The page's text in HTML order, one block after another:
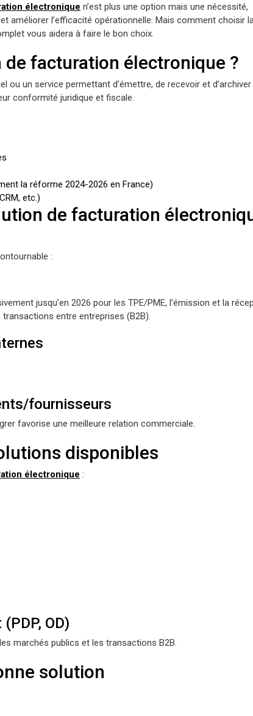
électronique n’est plus une option mais une nécessité,
l’efficacité opérationnelle. Mais comment choisir la
vous aidera à faire le bon choix.
de facturation électronique ?
ou un service permettant d’émettre, de recevoir et d’archiver
conformité juridique et fiscale.
la réforme 2024-2026 en France)
etc.)
de facturation
:
jusqu’en 2026 pour les TPE/PME, l’émission et la
entre entreprises (B2B).
fournisseurs
favorise une meilleure relation commerciale.
disponibles
électronique :
OD)
marchés publics et les transactions B2B.
solution